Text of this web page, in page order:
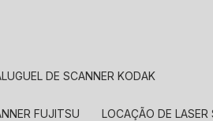
ALUGUEL DE SCANNER KODAK
FUJITSU LOCAÇÃO DE LASER